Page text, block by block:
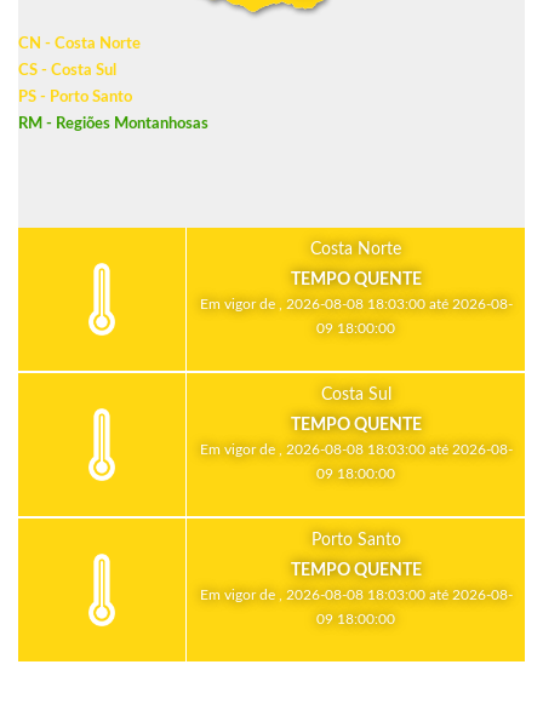
CN - Costa Norte
CS - Costa Sul
PS - Porto Santo
RM - Regiões Montanhosas
Costa Norte
TEMPO QUENTE
Em vigor de , 2026-08-08 18:03:00 até 2026-08-
09 18:00:00
Costa Sul
TEMPO QUENTE
Em vigor de , 2026-08-08 18:03:00 até 2026-08-
09 18:00:00
Porto Santo
TEMPO QUENTE
Em vigor de , 2026-08-08 18:03:00 até 2026-08-
09 18:00:00